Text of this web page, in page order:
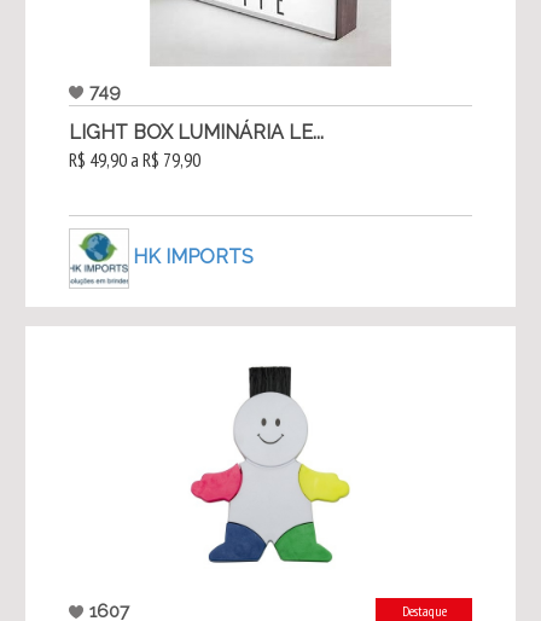
749
LIGHT BOX LUMINÁRIA LE...
R$ 49,90 a R$ 79,90
HK IMPORTS
1607 Destaque